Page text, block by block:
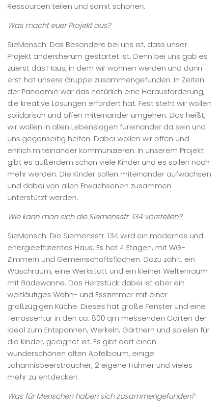
Ressourcen teilen und somit schonen.
Was macht euer Projekt aus?
SieMensch: Das Besondere bei uns ist, dass unser
Projekt andersherum gestartet ist. Denn bei uns gab es
zuerst das Haus, in dem wir wohnen werden und dann
erst hat unsere Gruppe zusammengefunden. In Zeiten
der Pandemie war das natürlich eine Herausforderung,
die kreative Lösungen erfordert hat. Fest steht wir wollen
solidarisch und offen miteinander umgehen. Das heißt,
wir wollen in allen Lebenslagen füreinander da sein und
uns gegenseitig helfen. Dabei wollen wir offen und
ehrlich miteinander kommunizieren. In unserem Projekt
gibt es außerdem schon viele Kinder und es sollen noch
mehr werden. Die Kinder sollen miteinander aufwachsen
und dabei von allen Erwachsenen zusammen
unterstützt werden.
Wie kann man sich die Siemensstr. 134 vorstellen?
SieMensch: Die Siemensstr. 134 wird ein modernes und
energieeffizientes Haus. Es hat 4 Etagen, mit WG-
Zimmern und Gemeinschaftsflächen. Dazu zählt, ein
Waschraum, eine Werkstatt und ein kleiner Weltenraum
mit Badewanne. Das Herzstück dabei ist aber ein
weitläufiges Wohn- und Esszimmer mit einer
großzügigen Küche. Dieses hat große Fenster und eine
Terrassentür in den ca. 800 qm messenden Garten der
ideal zum Entspannen, Werkeln, Gärtnern und spielen für
die Kinder, geeignet ist. Es gibt dort einen
wunderschönen alten Apfelbaum, einige
Johannisbeersträucher, 2 eigene Hühner und vieles
mehr zu entdecken.
Was für Menschen haben sich zusammengefunden?